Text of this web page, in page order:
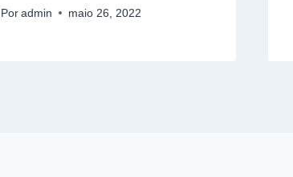
Por admin maio 26, 2022